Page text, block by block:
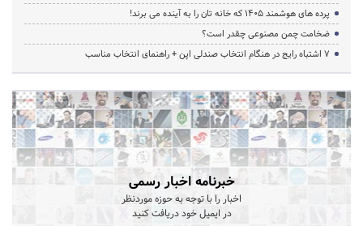
پرده‌ های هوشمند ۱۴۰۵ که خانه‌ تان را به آینده می‌ برند!
ضخامت چمن مصنوعی چقدر است؟
۷ اشتباه رایج در هنگام انتخاب صندلی اپن + راهنمای انتخاب مناسب
خبرنامه اخبار رسمی
اخبار را با توجه به حوزه موردنظر
در ایمیل خود دریافت کنید